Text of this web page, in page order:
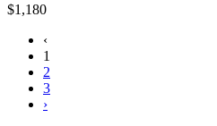
$1,180
‹
1
2
3
›